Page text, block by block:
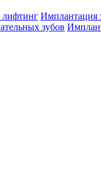
Имплантация
зубов